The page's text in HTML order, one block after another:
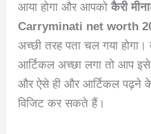
आया होगा और आपकोकैरी
Carryminati net worth
अच्छी तरह पता चल गया
आर्टिकल अच्छा लगा तो आप
और ऐसे ही और आर्टिकल पढ़ने
विजिट कर सकते हैं।